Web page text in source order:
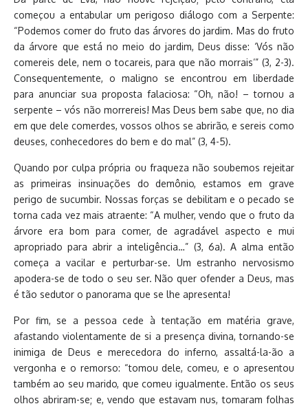
começou a entabular um perigoso diálogo com a Serpente:
“Podemos comer do fruto das árvores do jardim. Mas do fruto
da árvore que está no meio do jardim, Deus disse: ‘Vós não
comereis dele, nem o tocareis, para que não morrais’” (3, 2-3).
Consequentemente, o maligno se encontrou em liberdade
para anunciar sua proposta falaciosa: “Oh, não! – tornou a
serpente – vós não morrereis! Mas Deus bem sabe que, no dia
em que dele comerdes, vossos olhos se abrirão, e sereis como
deuses, conhecedores do bem e do mal” (3, 4-5).
Quando por culpa própria ou fraqueza não soubemos rejeitar
as primeiras insinuações do demônio, estamos em grave
perigo de sucumbir. Nossas forças se debilitam e o pecado se
torna cada vez mais atraente: “A mulher, vendo que o fruto da
árvore era bom para comer, de agradável aspecto e mui
apropriado para abrir a inteligência…” (3, 6a). A alma então
começa a vacilar e perturbar-se. Um estranho nervosismo
apodera-se de todo o seu ser. Não quer ofender a Deus, mas
é tão sedutor o panorama que se lhe apresenta!
Por fim, se a pessoa cede à tentação em matéria grave,
afastando violentamente de si a presença divina, tornando-se
inimiga de Deus e merecedora do inferno, assaltá-la-ão a
vergonha e o remorso: “tomou dele, comeu, e o apresentou
também ao seu marido, que comeu igualmente. Então os seus
olhos abriram-se; e, vendo que estavam nus, tomaram folhas